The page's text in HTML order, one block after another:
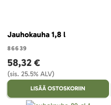
Jauhokauha 1,8 l
86639
58,32 €
(sis. 25.5% ALV)
LISÄÄ OSTOSKORIIN